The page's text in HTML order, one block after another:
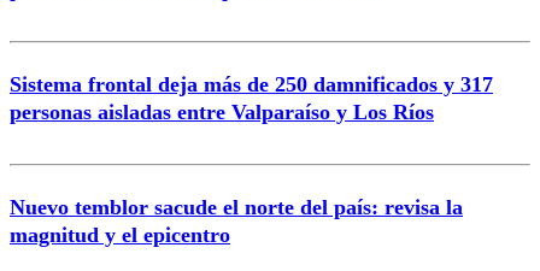
Sistema frontal deja más de 250 damnificados y 317
personas aisladas entre Valparaíso y Los Ríos
Nuevo temblor sacude el norte del país: revisa la
magnitud y el epicentro